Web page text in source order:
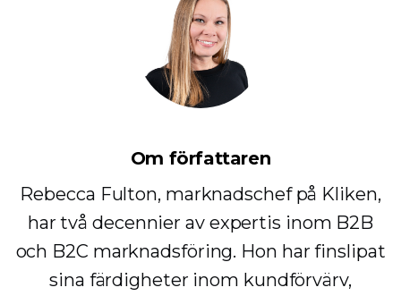
Om författaren
Rebecca Fulton, marknadschef på Kliken,
har två decennier av expertis inom B2B
och B2C marknadsföring. Hon har finslipat
sina färdigheter inom kundförvärv,